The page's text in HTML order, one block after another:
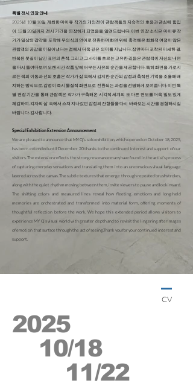
특별 전시 연장 안내
2025년 10월 18일 개최한 마이큐 작가의 개인전이 관람객들의 지속적인 호응과 관심에 힘입
어 12월 20일까지 전시 기간을 연장하게 되었음을 알려드립니다. 이번 연장 소식은 마이큐 작
가가 일상의 감각을 포착해 무의식의 언어로 전환하며 화면 위에 축적해온 회화적 여정이 많은
관람객의 공감을 이끌어냈다는 점에서 더욱 깊은 의미를 지닙니다. 장면마다 포착된 미세한 결,
반복된 붓질이 남긴 표면의 흔적, 그리고 그 사이를 흐르는 고유한 리듬은 관람객이 자신의 내면
을 다시 들여다보며 오랜 시간 작품 앞에 머무는 사유의 순간을 제공합니다. 특히 화면을 가로지
르는 색의 이동과 선의 호흡은 작가가 삶 속에서 감지한 순간의 감정과 축적된 기억을 조율해 배
치하는 방식으로, 감정이 즉시 물질적 화면으로 전환되는 과정을 선명하게 보여줍니다. 이번 특
별 연장 기간을 통해 관람객은 작가가 구축해온 시각적 세계의 또 다른 면모를 더욱 밀도 있게
체감하며, 각자의 삶 속에서 스쳐 지나갔던 감정의 잔향들을 다시 바라보는 시간을 경험하시길
바랍니다. 감사합니다.
Special Exhibition Extension Announcement
We are pleased to announce that MY Q’s solo exhibition, which opened on October 18, 2025,
has been extended until December 20 thanks to the continued interest and support of our
visitors. The extension reflects the strong resonance many have found in the artist’s process
of capturing everyday sensations and translating them into an unconscious visual language
layered across the canvas. The subtle textures that emerge through repeated brushstrokes,
along with the quiet rhythm moving between them, invite viewers to pause and look inward.
The shifting colors and measured lines reveal how fleeting emotions and long-held
memories are orchestrated and transformed into material form, offering moments of
thoughtful reflection before the work. We hope this extended period allows visitors to
experience MY Q’s visual world with greater depth and to revisit the lingering afterimages
of emotion that surface through the act of seeing.Thank you for your continued interest and
support.
CV
2025
10/18
11/22